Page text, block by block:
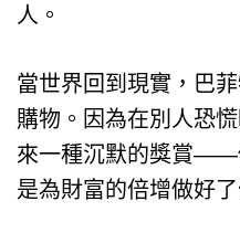
人。
當世界回到現實，巴
購物。因為在別人恐
來一種沉默的獎賞——
是為財富的倍增做好了